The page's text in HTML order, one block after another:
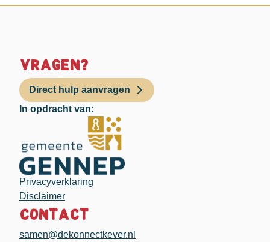
Vragen?
Direct hulp aanvragen
In opdracht van:
Privacyverklaring
Disclaimer
Contact
samen@dekonnectkever.nl